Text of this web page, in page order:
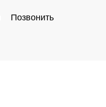
Позвонить